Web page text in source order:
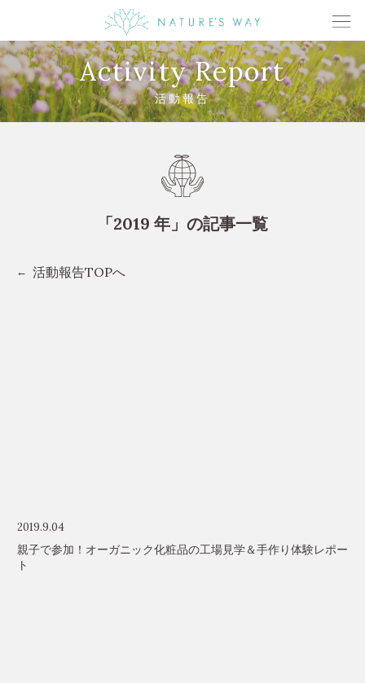
Activity Report
活動報告
「2019 年」の記事一覧
活動報告TOPへ
2019.9.04
親子で参加！オーガニック化粧品の工場見学＆手作り体験レポー
ト